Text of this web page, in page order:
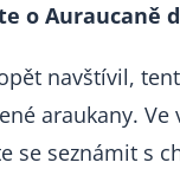
o Auraucaně
navštívil,
araukany.
se seznámit s